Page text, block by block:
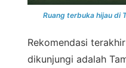
Ruang terbuka hijau di
Rekomendasi
dikunjungi adalah